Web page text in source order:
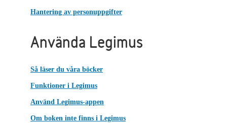
Hantering av personuppgifter
Använda Legimus
Så läser du våra böcker
Funktioner i Legimus
Använd Legimus-appen
Om boken inte finns i Legimus